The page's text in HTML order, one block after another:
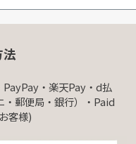
・楽天Pay・d払
・郵便局・銀行）・Paid
客様)